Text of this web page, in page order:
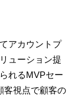
アカウントプ
ューション提
れるMVPセー
客視点で顧客の